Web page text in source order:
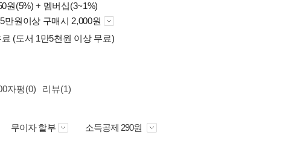
원(5%) + 멤버십(3~1%)
만원이상 구매시 2,000원
료 (도서 1만5천원 이상 무료)
자평(0) 리뷰(1)
무이자 할부 소득공제 290원